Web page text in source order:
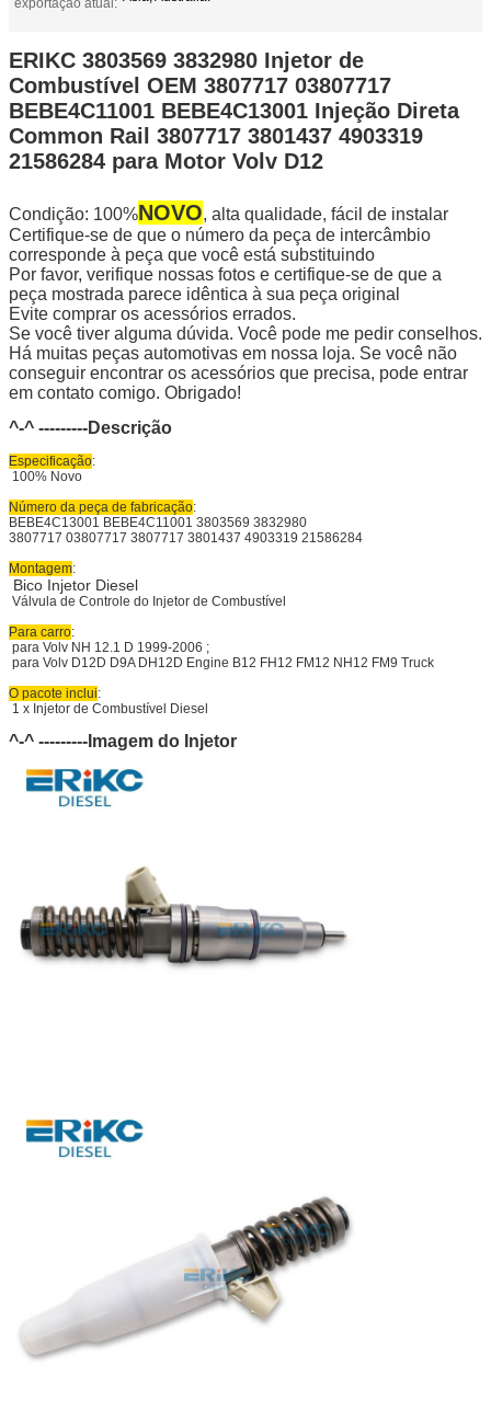
exportação atual:
ERIKC 3803569 3832980 Injetor de
Combustível OEM 3807717 03807717
BEBE4C11001 BEBE4C13001 Injeção Direta
Common Rail 3807717 3801437 4903319
21586284 para Motor Volv D12
Condição: 100%NOVO, alta qualidade, fácil de instalar
Certifique-se de que o número da peça de intercâmbio
corresponde à peça que você está substituindo
Por favor, verifique nossas fotos e certifique-se de que a
peça mostrada parece idêntica à sua peça original
Evite comprar os acessórios errados.
Se você tiver alguma dúvida. Você pode me pedir conselhos.
Há muitas peças automotivas em nossa loja. Se você não
conseguir encontrar os acessórios que precisa, pode entrar
em contato comigo. Obrigado!
^-^ ---------Descrição
Especificação:
100% Novo
Número da peça de fabricação:
BEBE4C13001 BEBE4C11001 3803569 3832980
3807717 03807717 3807717 3801437 4903319 21586284
Montagem:
Bico Injetor Diesel
Válvula de Controle do Injetor de Combustível
Para carro:
para Volv NH 12.1 D 1999-2006 ;
para Volv D12D D9A DH12D Engine B12 FH12 FM12 NH12 FM9 Truck
O pacote inclui:
1 x Injetor de Combustível Diesel
^-^ ---------Imagem do Injetor